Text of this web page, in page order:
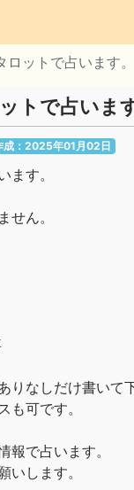
ロットで占います。
トで占います
成：2025年01月02日
ます。
せん。
りなしだけ書いて
も可です。
報で占います。
いします。